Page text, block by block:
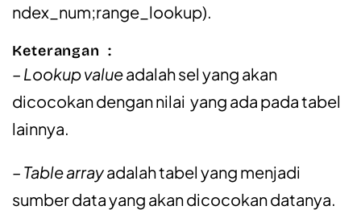
ndex_num;range_lookup).
Keterangan :
– Lookup valueadalah sel yang akan
dicocokan dengan nilai yang ada pada tabel
lainnya.
– Table arrayadalah tabel yang menjadi
sumber data yang akan dicocokan datanya.